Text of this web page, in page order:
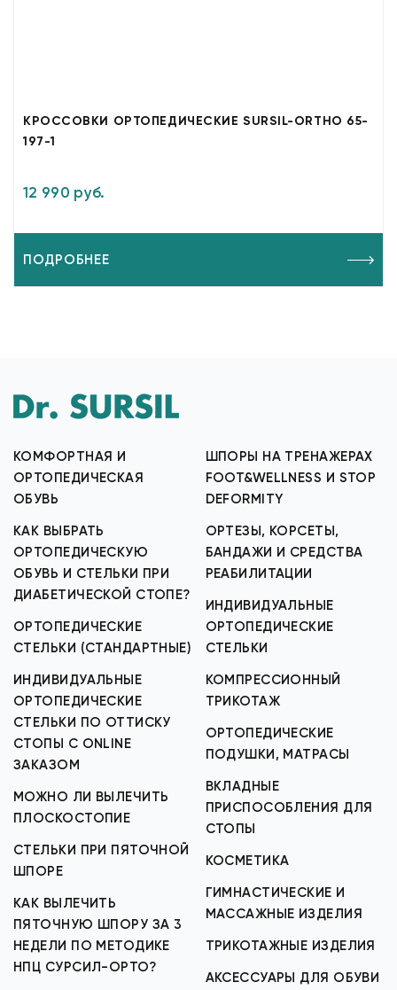
КРОССОВКИ ОРТОПЕДИЧЕСКИЕ SURSIL-ORTHO 65-
197-1
12 990 руб.
ПОДРОБНЕЕ
КОМФОРТНАЯ И
ОРТОПЕДИЧЕСКАЯ
ОБУВЬ
КАК ВЫБРАТЬ
ОРТОПЕДИЧЕСКУЮ
ОБУВЬ И СТЕЛЬКИ ПРИ
ДИАБЕТИЧЕСКОЙ СТОПЕ?
ОРТОПЕДИЧЕСКИЕ
СТЕЛЬКИ (СТАНДАРТНЫЕ)
ИНДИВИДУАЛЬНЫЕ
ОРТОПЕДИЧЕСКИЕ
СТЕЛЬКИ ПО ОТТИСКУ
СТОПЫ С ONLINE
ЗАКАЗОМ
МОЖНО ЛИ ВЫЛЕЧИТЬ
ПЛОСКОСТОПИЕ
СТЕЛЬКИ ПРИ ПЯТОЧНОЙ
ШПОРЕ
КАК ВЫЛЕЧИТЬ
ПЯТОЧНУЮ ШПОРУ ЗА 3
НЕДЕЛИ ПО МЕТОДИКЕ
НПЦ СУРСИЛ-ОРТО?
ШПОРЫ НА ТРЕНАЖЕРАХ
FOOT&WELLNESS И STOP
DEFORMITY
ОРТЕЗЫ, КОРСЕТЫ,
БАНДАЖИ И СРЕДСТВА
РЕАБИЛИТАЦИИ
ИНДИВИДУАЛЬНЫЕ
ОРТОПЕДИЧЕСКИЕ
СТЕЛЬКИ
КОМПРЕССИОННЫЙ
ТРИКОТАЖ
ОРТОПЕДИЧЕСКИЕ
ПОДУШКИ, МАТРАСЫ
ВКЛАДНЫЕ
ПРИСПОСОБЛЕНИЯ ДЛЯ
СТОПЫ
КОСМЕТИКА
ГИМНАСТИЧЕСКИЕ И
МАССАЖНЫЕ ИЗДЕЛИЯ
ТРИКОТАЖНЫЕ ИЗДЕЛИЯ
АКСЕССУАРЫ ДЛЯ ОБУВИ